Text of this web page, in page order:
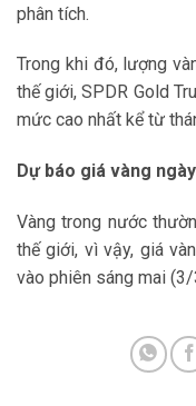
phân tích.
Trong khi đó, lượng
thế giới, SPDR Gold
mức cao nhất kể từ
Dự báo giá vàng
Vàng trong nước
thế giới, vì vậy, giá
vào phiên sáng mai (3/